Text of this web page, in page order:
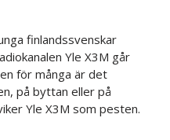
finlandssvenskar
Yle X3M går
för många är det
på byttan eller på
Yle X3M som pesten.